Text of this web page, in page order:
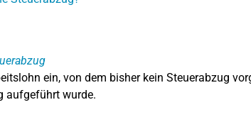
ein, von dem bisher kein Steuerabzug
aufgeführt wurde.